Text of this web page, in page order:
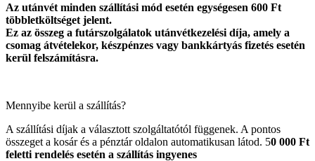
Az utánvét minden szállítási mód esetén egységesen 600 Ft
többletköltséget jelent.
Ez az összeg a futárszolgálatok utánvétkezelési díja, amely a
csomag átvételekor, készpénzes vagy bankkártyás fizetés esetén
kerül felszámításra.
Mennyibe kerül a szállítás?
A szállítási díjak a választott szolgáltatótól függenek. A pontos
összeget a kosár és a pénztár oldalon automatikusan látod. 50 000 Ft
feletti rendelés esetén a szállítás ingyenes